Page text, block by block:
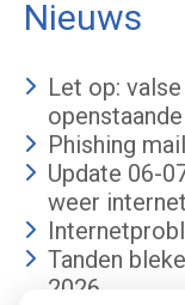
Nieuws
Let op:
Phishing
Update 06-
weer
Tanden
2026